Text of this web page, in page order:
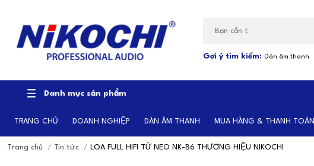
Gợi ý tìm kiếm: Dàn âm thanh
Danh mục sản phẩm
TRANG CHỦ DOANH NGHIỆP DÀN ÂM THANH MUA HÀNG & THANH TOÁN
Trang chủ / Tin tức / LOA FULL HIFI TỪ NEO NK-B6 THƯƠNG HIỆU NIKOCHI